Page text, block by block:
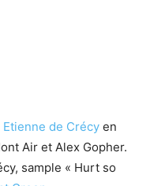
Etienne de Crécy en
Air et Alex Gopher.
sample « Hurt so